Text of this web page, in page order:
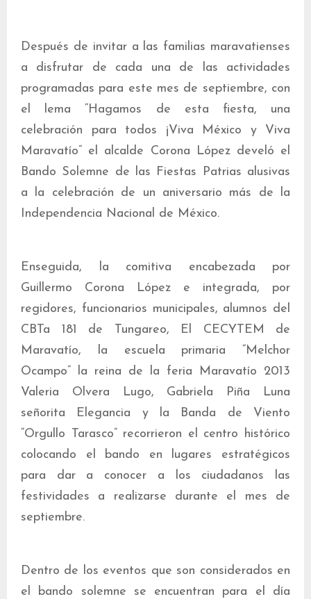
Después de invitar a las familias maravatienses
a disfrutar de cada una de las actividades
programadas para este mes de septiembre, con
el lema “Hagamos de esta fiesta, una
celebración para todos ¡Viva México y Viva
Maravatío” el alcalde Corona López develó el
Bando Solemne de las Fiestas Patrias alusivas
a la celebración de un aniversario más de la
Independencia Nacional de México.
Enseguida, la comitiva encabezada por
Guillermo Corona López e integrada, por
regidores, funcionarios municipales, alumnos del
CBTa 181 de Tungareo, El CECYTEM de
Maravatío, la escuela primaria “Melchor
Ocampo” la reina de la feria Maravatío 2013
Valeria Olvera Lugo, Gabriela Piña Luna
señorita Elegancia y la Banda de Viento
“Orgullo Tarasco” recorrieron el centro histórico
colocando el bando en lugares estratégicos
para dar a conocer a los ciudadanos las
festividades a realizarse durante el mes de
septiembre.
Dentro de los eventos que son considerados en
el bando solemne se encuentran para el día